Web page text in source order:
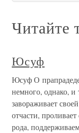
Читайте
Юсуф
Юсуф О
немного, однако, и
завораживает
отчасти,
рода,